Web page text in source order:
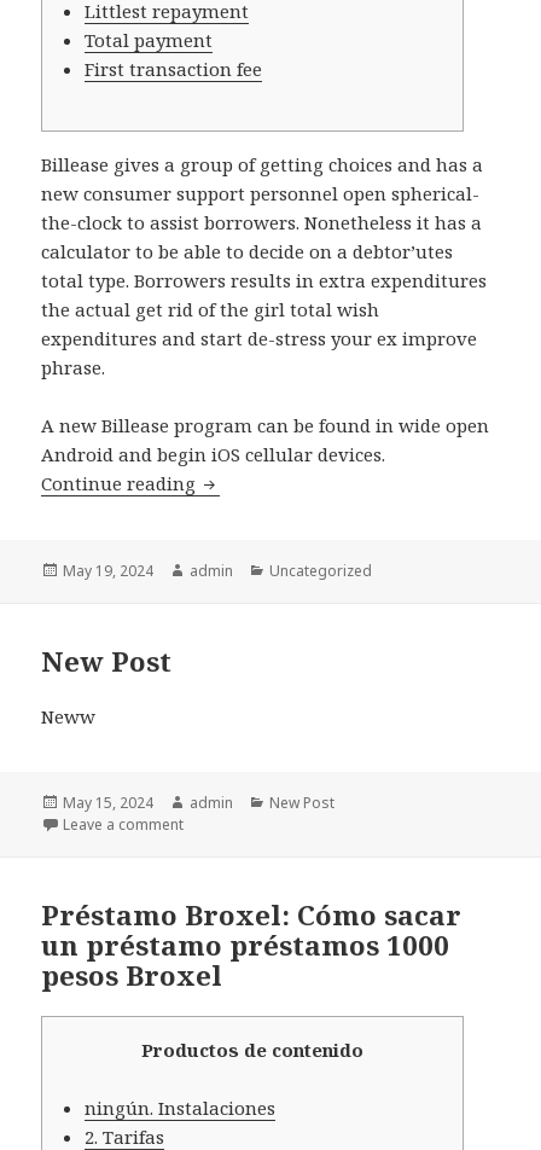
Littlest repayment
Total payment
First transaction fee
Billease gives a group of getting choices and has a
new consumer support personnel open spherical-
the-clock to assist borrowers. Nonetheless it has a
calculator to be able to decide on a debtor’utes
total type. Borrowers results in extra expenditures
the actual get rid of the girl total wish
expenditures and start de-stress your ex improve
phrase.
A new Billease program can be found in wide open
Android and begin iOS cellular devices.
Continue reading Billease Cash lending company
Posted
May 19, 2024 Author
admin Categories
Uncategorized
New Post
Neww
Posted
on
May 15, 2024 Author
admin Categories
New Post
Leave a comment
Préstamo Broxel: Cómo sacar
un préstamo préstamos 1000
pesos Broxel
Productos de contenido
ningún. Instalaciones
2. Tarifas